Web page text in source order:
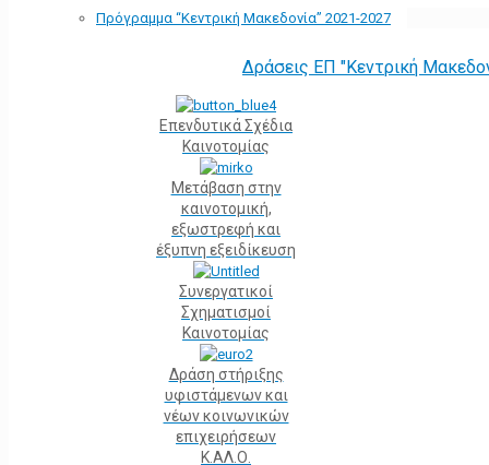
Πρόγραμμα “Κεντρική Μακεδονία” 2021-2027
Δράσεις ΕΠ "Κεντρική
Επενδυτικά Σχέδια
Καινοτομίας
Μετάβαση στην
καινοτομική,
εξωστρεφή και
έξυπνη εξειδίκευση
Συνεργατικοί
Σχηματισμοί
Καινοτομίας
Δράση στήριξης
υφιστάμενων και
νέων κοινωνικών
επιχειρήσεων
Κ.ΑΛ.Ο.